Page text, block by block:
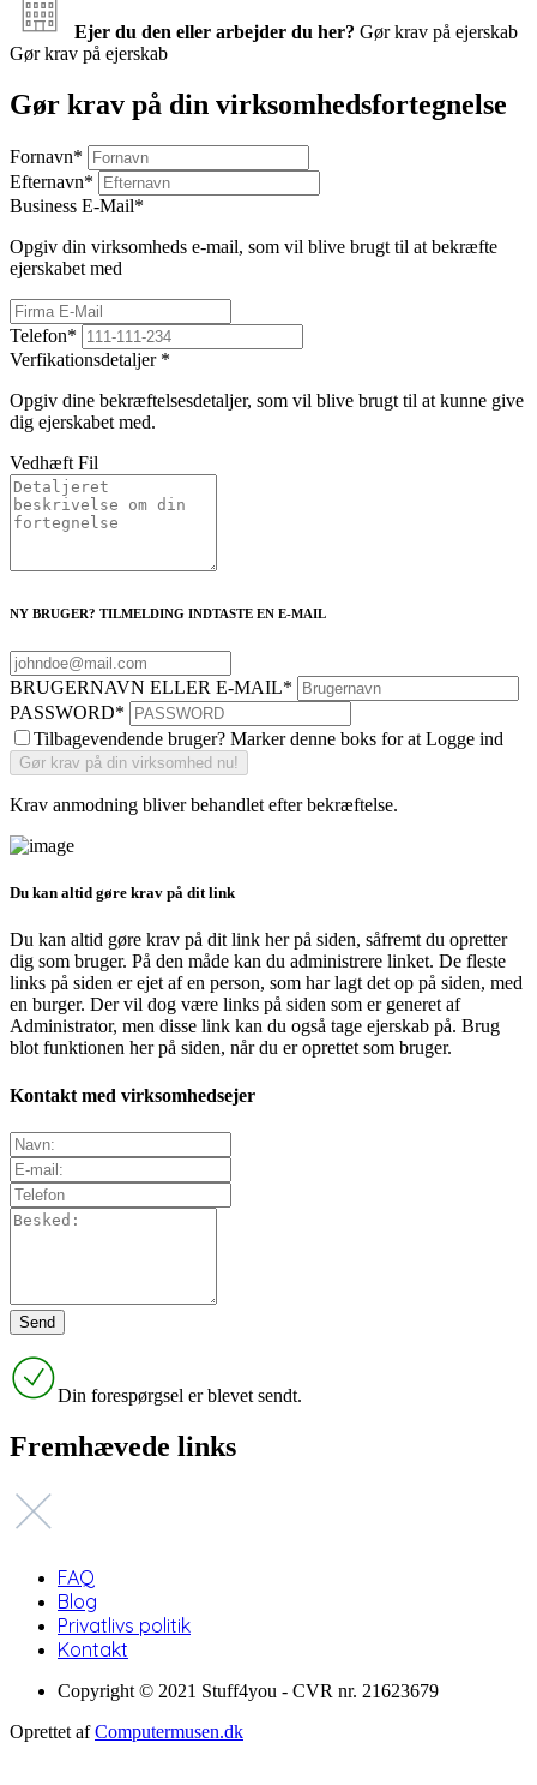
Ejer du den eller arbejder du her? Gør krav på ejerskab
Gør krav på ejerskab
Gør krav på din virksomhedsfortegnelse
Fornavn*
Efternavn*
Business E-Mail*
Opgiv din virksomheds e-mail, som vil blive brugt til at bekræfte
ejerskabet med
Telefon*
Verfikationsdetaljer *
Opgiv dine bekræftelsesdetaljer, som vil blive brugt til at kunne give
dig ejerskabet med.
Vedhæft Fil
NY BRUGER? TILMELDING INDTASTE EN E-MAIL
BRUGERNAVN ELLER E-MAIL*
PASSWORD*
Tilbagevendende bruger? Marker denne boks for at Logge ind
Krav anmodning bliver behandlet efter bekræftelse.
Du kan altid gøre krav på dit link
Du kan altid gøre krav på dit link her på siden, såfremt du opretter
dig som bruger. På den måde kan du administrere linket. De fleste
links på siden er ejet af en person, som har lagt det op på siden, med
en burger. Der vil dog være links på siden som er generet af
Administrator, men disse link kan du også tage ejerskab på. Brug
blot funktionen her på siden, når du er oprettet som bruger.
Kontakt med virksomhedsejer
Din forespørgsel er blevet sendt.
Fremhævede links
FAQ
Blog
Privatlivs politik
Kontakt
Copyright © 2021 Stuff4you - CVR nr. 21623679
Oprettet afComputermusen.dk